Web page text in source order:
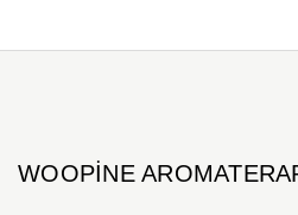
WOOPINE